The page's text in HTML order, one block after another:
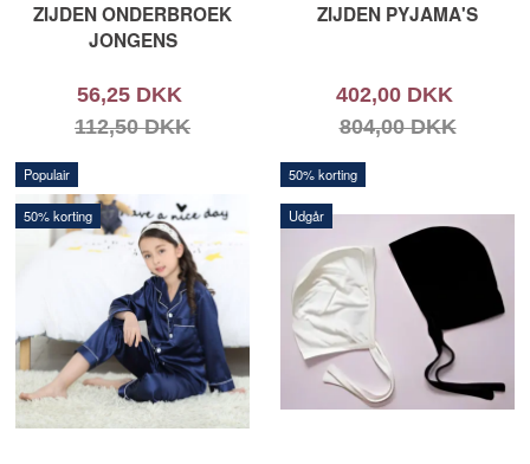
ZIJDEN ONDERBROEK
JONGENS
56,25 DKK
112,50 DKK
ZIJDEN PYJAMA'S
402,00 DKK
804,00 DKK
Populair
50% korting
50% korting
Udgår